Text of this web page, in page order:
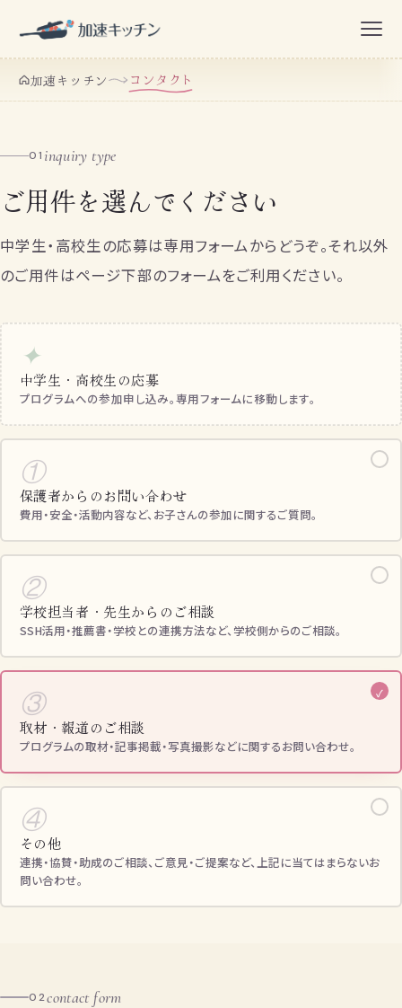
加速キッチン コンタクト
01 inquiry type
ご用件を選んでください
中学生・高校生の応募は専用フォームからどうぞ。それ以外
のご用件はページ下部のフォームをご利用ください。
✦
中学生・高校生の応募
プログラムへの参加申し込み。専用フォームに移動します。
①
保護者からのお問い合わせ
費用・安全・活動内容など、お子さんの参加に関するご質問。
②
学校担当者・先生からのご相談
SSH活用・推薦書・学校との連携方法など、学校側からのご相談。
✓
③
取材・報道のご相談
プログラムの取材・記事掲載・写真撮影などに関するお問い合わせ。
④
その他
連携・協賛・助成のご相談、ご意見・ご提案など、上記に当てはまらないお
問い合わせ。
02contact form